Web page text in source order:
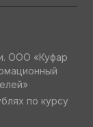
ООО «Куфар
по курсу